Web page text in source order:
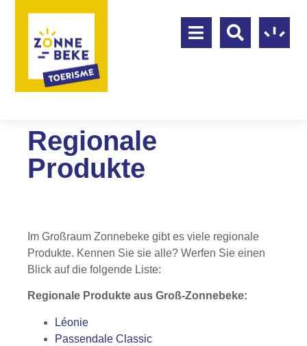
Regionale
Produkte
Im Großraum Zonnebeke gibt es viele regionale
Produkte. Kennen Sie sie alle? Werfen Sie einen
Blick auf die folgende Liste:
Regionale Produkte aus Groß-Zonnebeke:
Léonie
Passendale Classic